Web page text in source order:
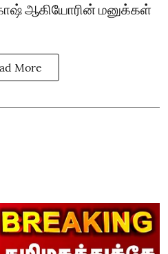
ஆகியோரின் மனுக்கள்
More